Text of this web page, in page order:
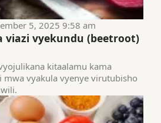
5, 2025 9:58 am
viazi vyekundu (beetroot)
kitaalamu kama
vyakula vyenye virutubisho